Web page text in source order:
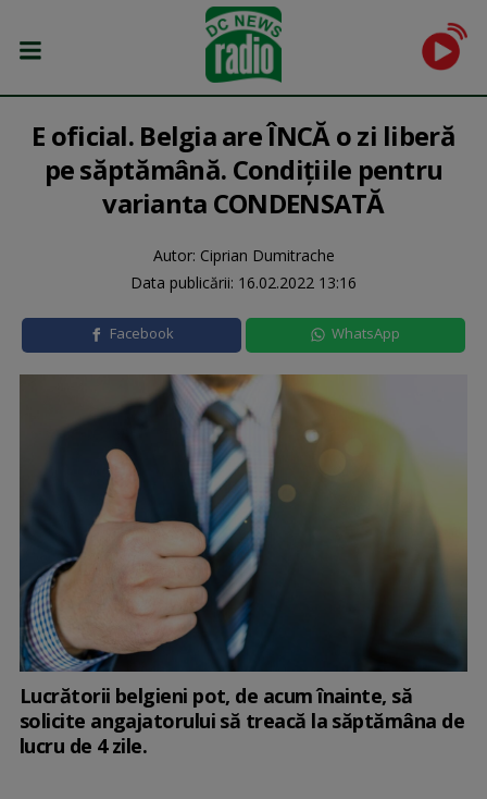
E oficial. Belgia are ÎNCĂ o zi liberă
pe săptămână. Condițiile pentru
varianta CONDENSATĂ
Autor: Ciprian Dumitrache
Data publicării: 16.02.2022 13:16
Facebook WhatsApp
Lucrătorii belgieni pot, de acum înainte, să
solicite angajatorului să treacă la săptămâna de
lucru de 4 zile.